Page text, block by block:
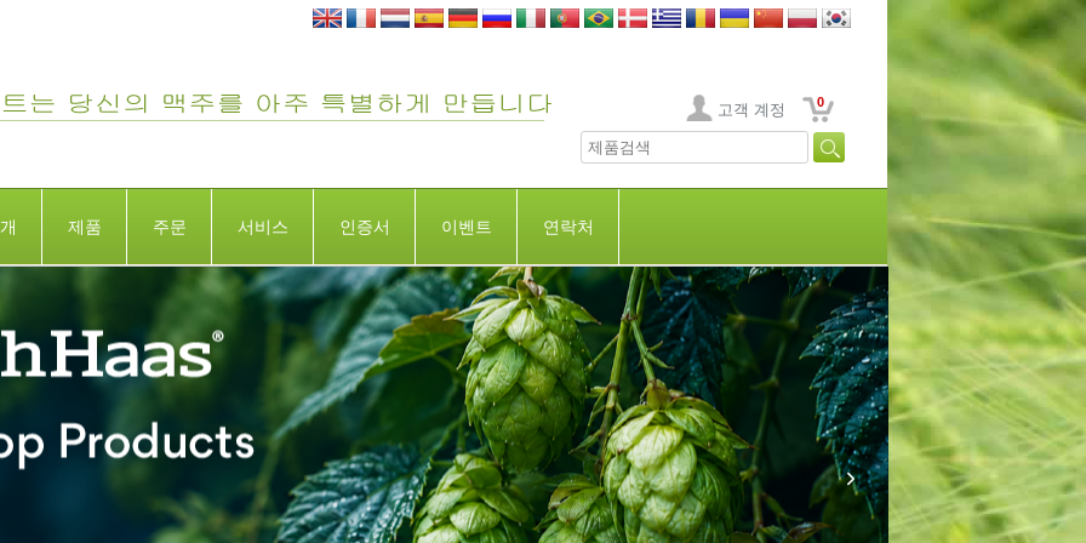
고객 계정 0
제품 주문 서비스 인증서 이벤트 연락처